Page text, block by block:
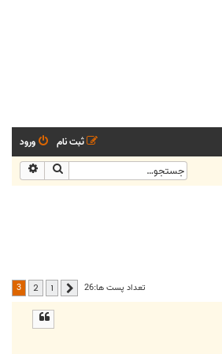
ورود
ثبت نام
جستجو
تعداد پست ها:26 قبلی 1
2
3